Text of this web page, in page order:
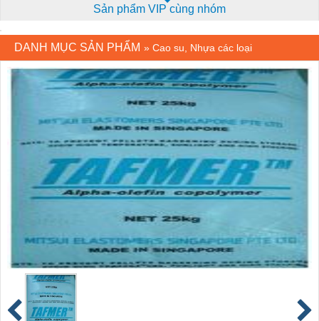
Sản phẩm VIP cùng nhóm
DANH MỤC SẢN PHẨM » Cao su, Nhựa các loại